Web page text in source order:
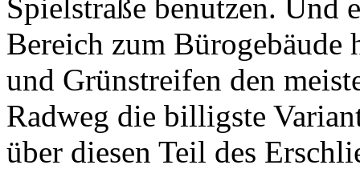
Spielstraße benutzen. Und
Bereich zum
und Grünstreifen den
Radweg die billigste
über diesen Teil des